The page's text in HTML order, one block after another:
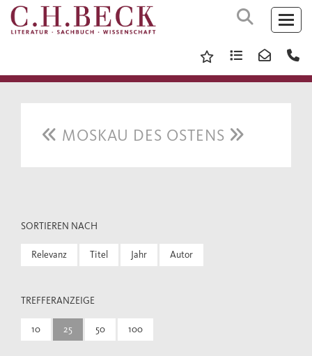
MOSKAU DES OSTENS
SORTIEREN NACH
Relevanz Titel Jahr Autor
TREFFERANZEIGE
10 25 50 100